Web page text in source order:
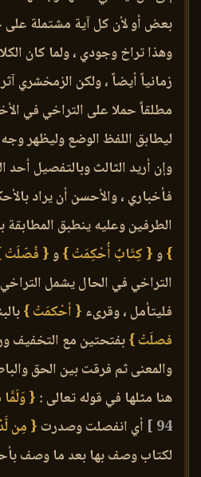
بعض أو لأن كل آية مشتملة على
وهذا تراخ وجودي ، ولما كان
زمانياً أيضاً ، ولكن الزمخشري
مطلقاً حملا على التراخي في
ليطابق اللفظ الوضع وليظهر
وإن أريد الثالث وبالتفصيل أحد
فأخباري ، والأحسن أن يراد
الطرفين وعليه ينطبق المطابقة
}و{ كِتَابٌ أُحْكِمَتْ }و{ فُصّلَتْ
التراخي في الحال يشمل التراخي
فليتأمل ، وقرىء { أحْكمَتْ }
فصلَتْ }بفتحتين مع التخفيف
والمعنى ثم فرقت بين الحق
هنا مثلها في قوله تعالى : {
94 ] أي انفصلت وصدرت { مِن
لكتاب وصف بها بعد ما وصف